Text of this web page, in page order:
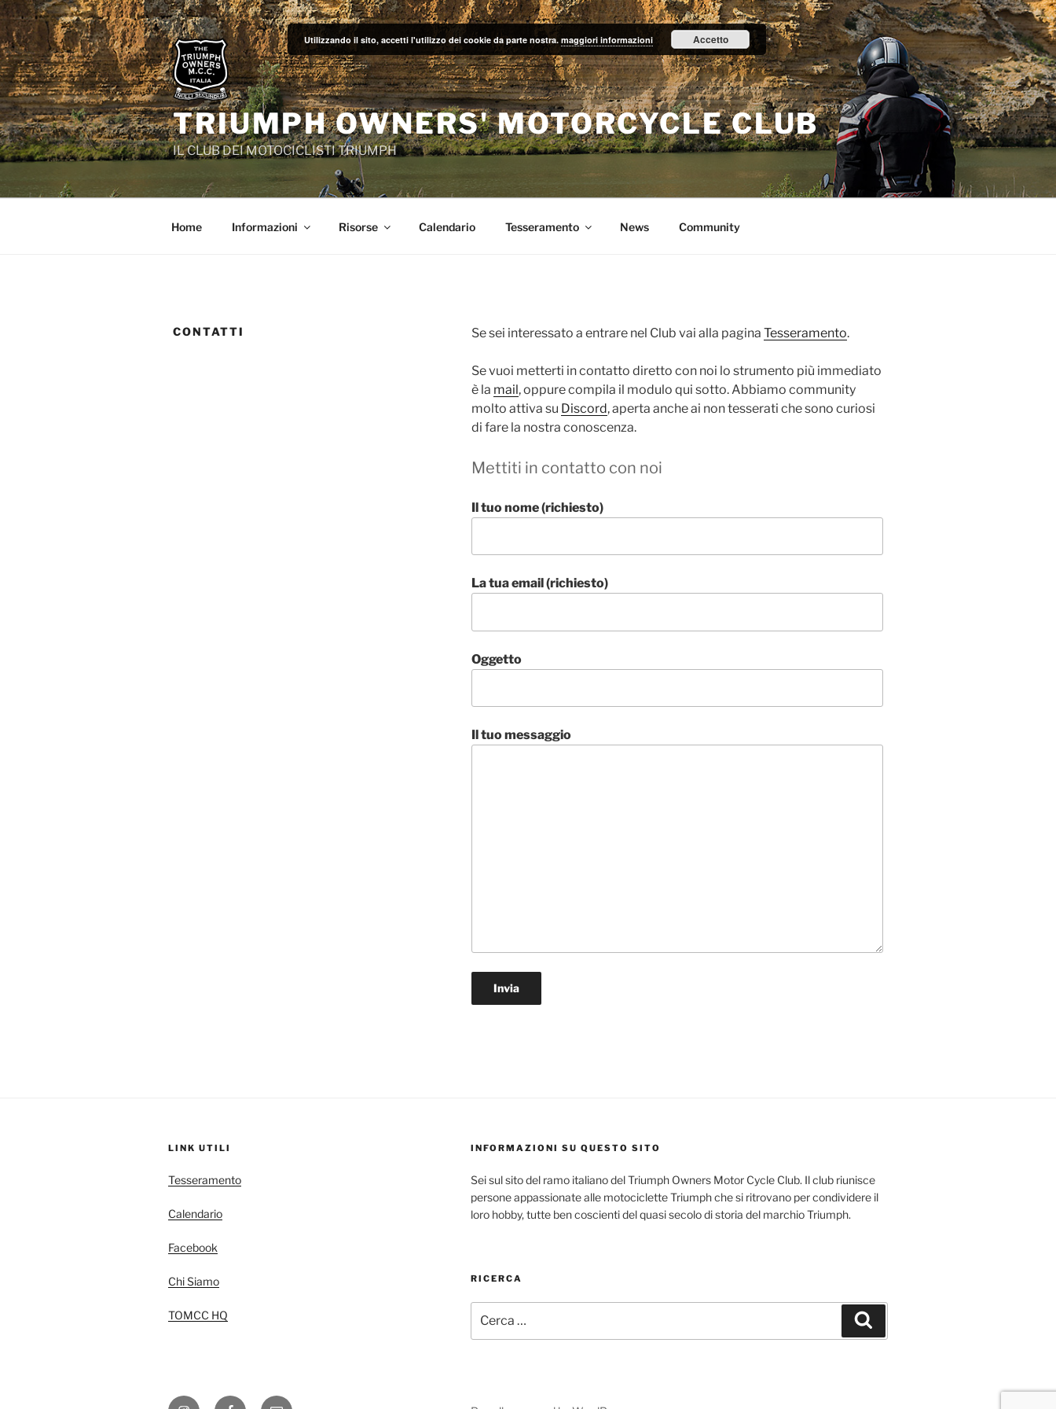
Salta
al
contenuto
TRIUMPH OWNERS' MOTORCYCLE CLUB
IL CLUB DEI MOTOCICLISTI TRIUMPH
Home Informazioni Risorse Calendario Tesseramento News Community
CONTATTI Se sei interessato a entrare nel Club vai alla pagina Tesseramento.
Se vuoi metterti in contatto diretto con noi lo strumento più immediato
è la mail, oppure compila il modulo qui sotto. Abbiamo community
molto attiva su Discord, aperta anche ai non tesserati che sono curiosi
di fare la nostra conoscenza.
Mettiti in contatto con noi
Il tuo nome (richiesto)
La tua email (richiesto)
Oggetto
Il tuo messaggio
LINK UTILI
Tesseramento
Calendario
Facebook
Chi Siamo
TOMCC HQ
INFORMAZIONI SU QUESTO SITO
Sei sul sito del ramo italiano del Triumph Owners Motor Cycle Club. Il club riunisce
persone appassionate alle motociclette Triumph che si ritrovano per condividere il
loro hobby, tutte ben coscienti del quasi secolo di storia del marchio Triumph.
RICERCA
InstagramFacebook
E-
Utilizzando il sito, accetti l'utilizzo dei cookie da parte nostra. maggiori informazioni Accetto